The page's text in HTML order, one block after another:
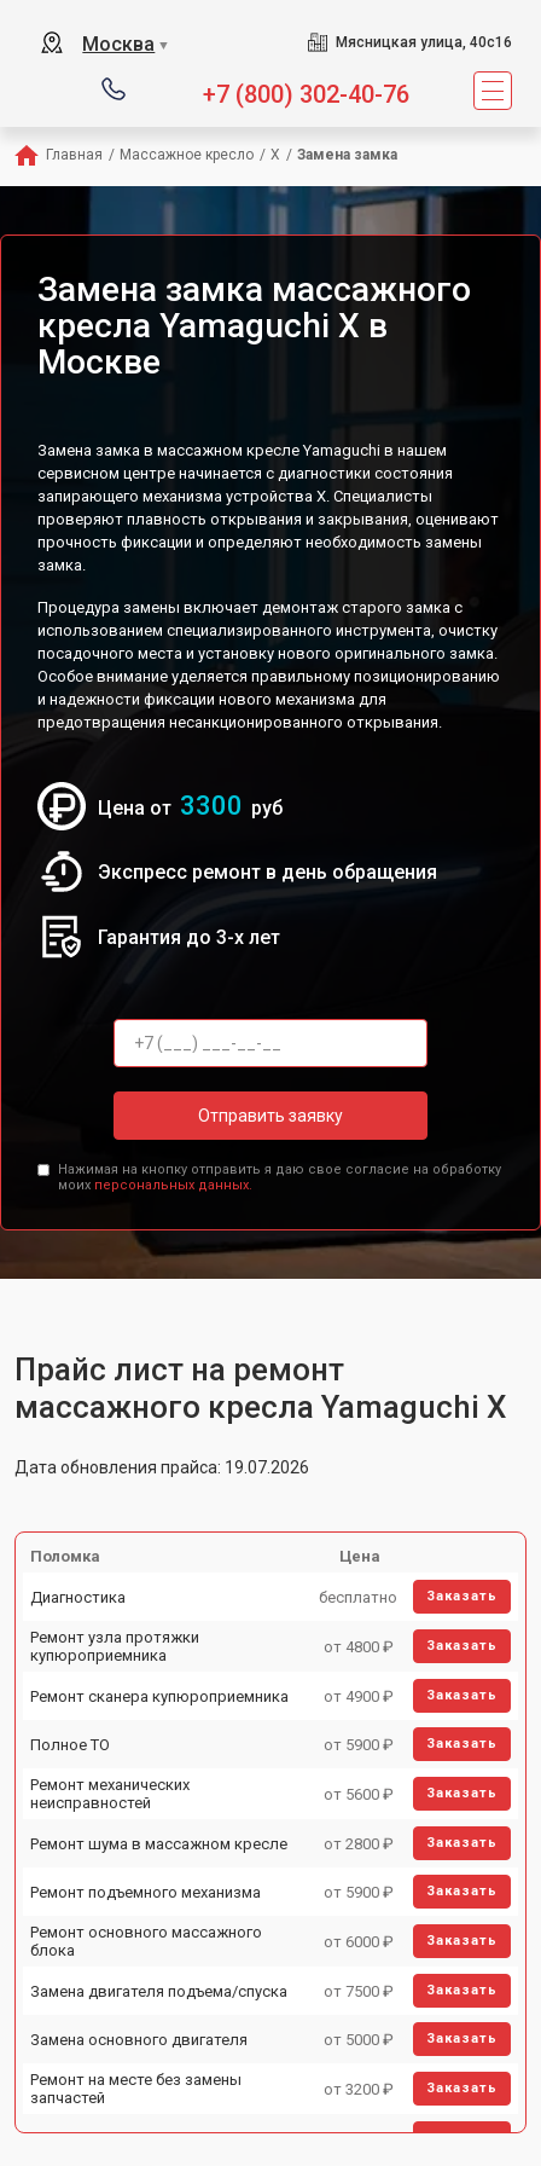
Москва ▼ Мясницкая улица, 40с16
+7 (800) 302-40-76
Главная / Массажное кресло / X / Замена замка
Замена замка массажного
кресла Yamaguchi X в
Москве
Замена замка в массажном кресле Yamaguchi в нашем
сервисном центре начинается с диагностики состояния
запирающего механизма устройства X. Специалисты
проверяют плавность открывания и закрывания, оценивают
прочность фиксации и определяют необходимость замены
замка.
Процедура замены включает демонтаж старого замка с
использованием специализированного инструмента, очистку
посадочного места и установку нового оригинального замка.
Особое внимание уделяется правильному позиционированию
и надежности фиксации нового механизма для
предотвращения несанкционированного открывания.
Цена от 3300 руб
Экспресс ремонт в день обращения
Гарантия до 3-х лет
Отправить заявку
Нажимая на кнопку отправить я даю свое согласие на обработку
моих персональных данных.
Прайс лист на ремонт
массажного кресла Yamaguchi X
Дата обновления прайса: 19.07.2026
Поломка Цена
Диагностика бесплатно Заказать
Ремонт узла протяжки
купюроприемника
от 4800 ₽ Заказать
Ремонт сканера купюроприемника от 4900 ₽ Заказать
Полное ТО от 5900 ₽ Заказать
Ремонт механических
неисправностей
от 5600 ₽ Заказать
Ремонт шума в массажном кресле от 2800 ₽ Заказать
Ремонт подъемного механизма от 5900 ₽ Заказать
Ремонт основного массажного
блока
от 6000 ₽ Заказать
Замена двигателя подъема/спуска от 7500 ₽ Заказать
Замена основного двигателя от 5000 ₽ Заказать
Ремонт на месте без замены
запчастей
от 3200 ₽ Заказать
Ремонт проводки от 4400 ₽ Заказать